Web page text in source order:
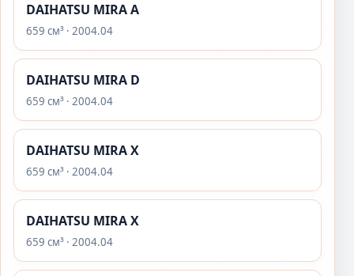
DAIHATSU MIRA A
659 см³ · 2004.04
DAIHATSU MIRA D
659 см³ · 2004.04
DAIHATSU MIRA X
659 см³ · 2004.04
DAIHATSU MIRA X
659 см³ · 2004.04